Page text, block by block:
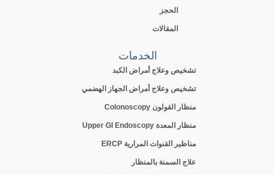
الحجز
المقالات
الخدمات
تشخيص وعلاج أمراض الكبد
تشخيص وعلاج أمراض الجهاز الهضمي
منظار القولون Colonoscopy
منظار المعدة Upper GI Endoscopy
مناظير القنوات المرارية ERCP
علاج السمنة بالمنظار